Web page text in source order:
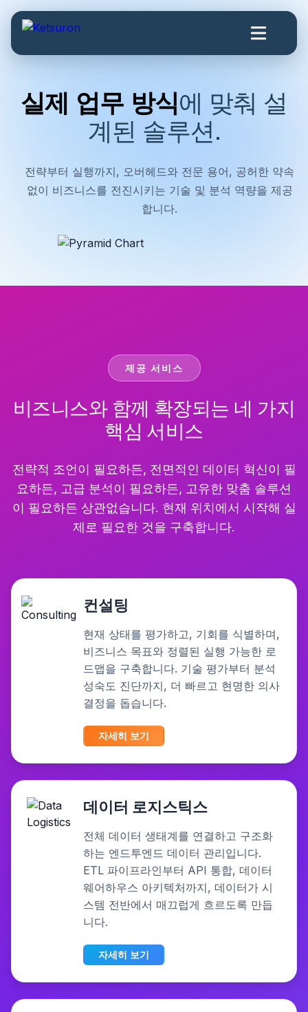
실제 업무 방식에 맞춰 설
계된 솔루션.
전략부터 실행까지, 오버헤드와 전문 용어, 공허한 약속
없이 비즈니스를 전진시키는 기술 및 분석 역량을 제공
합니다.
제공 서비스
비즈니스와 함께 확장되는 네 가지
핵심 서비스
전략적 조언이 필요하든, 전면적인 데이터 혁신이 필
요하든, 고급 분석이 필요하든, 고유한 맞춤 솔루션
이 필요하든 상관없습니다. 현재 위치에서 시작해 실
제로 필요한 것을 구축합니다.
컨설팅
현재 상태를 평가하고, 기회를 식별하며,
비즈니스 목표와 정렬된 실행 가능한 로
드맵을 구축합니다. 기술 평가부터 분석
성숙도 진단까지, 더 빠르고 현명한 의사
결정을 돕습니다.
자세히 보기
데이터 로지스틱스
전체 데이터 생태계를 연결하고 구조화
하는 엔드투엔드 데이터 관리입니다.
ETL 파이프라인부터 API 통합, 데이터
웨어하우스 아키텍처까지, 데이터가 시
스템 전반에서 매끄럽게 흐르도록 만듭
니다.
자세히 보기